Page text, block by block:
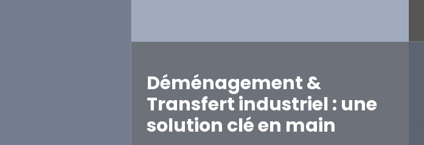
Déménagement &
Transfert industriel : une
solution clé en main